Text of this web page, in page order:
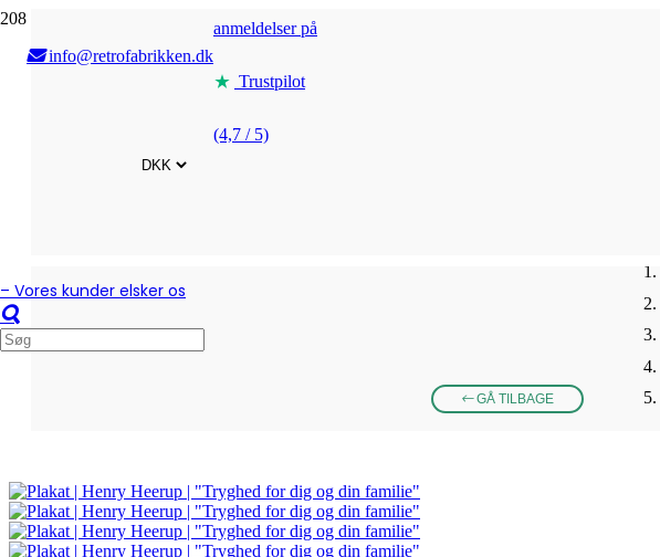
info@retrofabrikken.dk
anmeldelser på
Trustpilot
(4,7 / 5)
– Vores kunder elsker os
GÅ TILBAGE